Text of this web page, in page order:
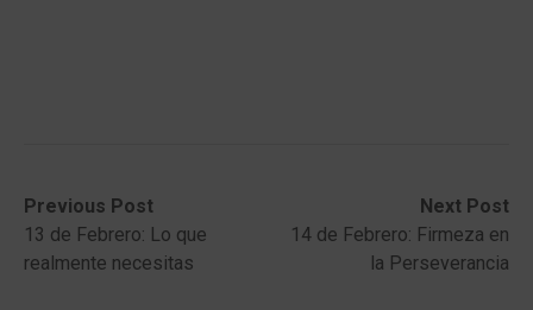
Post
navigation
Previous Post
Previous
post:13 de Febrero: Lo que
realmente necesitas
Next Post
Next
post:
14 de Febrero: Firmeza en
la Perseverancia